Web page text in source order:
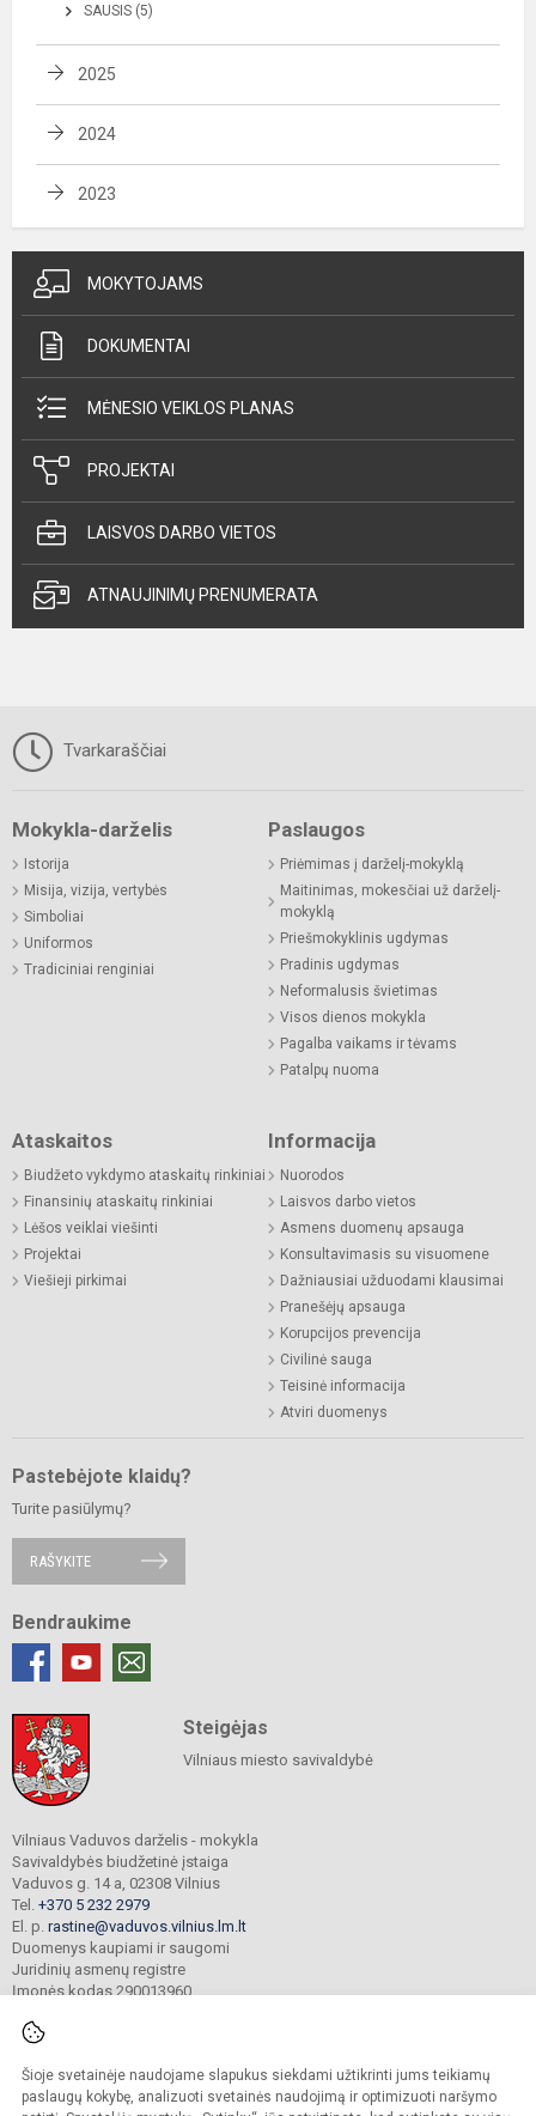
Šioje svetainėje naudojame slapukus siekdami užtikrinti jums teikiamų
paslaugų kokybę, analizuoti svetainės naudojimą ir optimizuoti naršymo
SAUSIS (5)
2025
2024
2023
MOKYTOJAMS
DOKUMENTAI
MĖNESIO VEIKLOS PLANAS
PROJEKTAI
LAISVOS DARBO VIETOS
ATNAUJINIMŲ PRENUMERATA
Tvarkaraščiai
Mokykla-darželis
Istorija
Misija, vizija, vertybės
Simboliai
Uniformos
Tradiciniai renginiai
Paslaugos
Priėmimas į darželį-mokyklą
Maitinimas, mokesčiai už darželį-
mokyklą
Priešmokyklinis ugdymas
Pradinis ugdymas
Neformalusis švietimas
Visos dienos mokykla
Pagalba vaikams ir tėvams
Patalpų nuoma
Ataskaitos
Biudžeto vykdymo ataskaitų rinkiniai
Finansinių ataskaitų rinkiniai
Lėšos veiklai viešinti
Projektai
Viešieji pirkimai
Informacija
Nuorodos
Laisvos darbo vietos
Asmens duomenų apsauga
Konsultavimasis su visuomene
Dažniausiai užduodami klausimai
Pranešėjų apsauga
Korupcijos prevencija
Civilinė sauga
Teisinė informacija
Atviri duomenys
Pastebėjote klaidų?
Turite pasiūlymų?
RAŠYKITE
Bendraukime
Steigėjas
Vilniaus miesto savivaldybė
Vilniaus Vaduvos darželis - mokykla
Savivaldybės biudžetinė įstaiga
Vaduvos g. 14 a, 02308 Vilnius
Tel. +370 5 232 2979
El. p. rastine@vaduvos.vilnius.lm.lt
Duomenys kaupiami ir saugomi
Juridinių asmenų registre
Įmonės kodas 290013960
© 2023. Vilniaus Vaduvos darželis - mokykla. Visos teisės saugomos.
Kopijuoti turinį be raštiško įstaigos administracijos sutikimo griežtai draudžiama.